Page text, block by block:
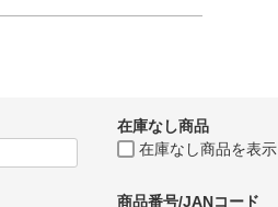
在庫なし商品
在庫なし商品を表示
商品番号/JANコード